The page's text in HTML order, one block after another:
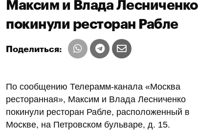
Максим и Влада Лесниченко
покинули ресторан Рабле
Поделиться:
По сообщению Телерамм-канала «Москва
ресторанная», Максим и Влада Лесниченко
покинули ресторан Рабле, расположенный в
Москве, на Петровском бульваре, д. 15.